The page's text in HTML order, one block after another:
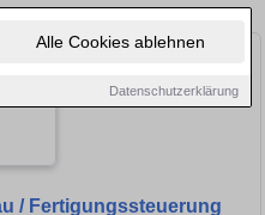
Alle Cookies ablehnen
Datenschutzerklärung
/ Fertigungssteuerung